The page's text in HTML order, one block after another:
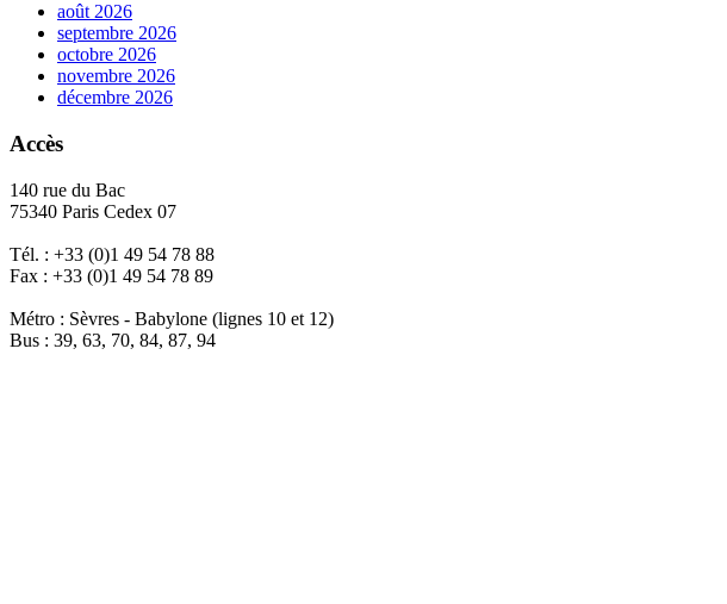
août 2026
septembre 2026
octobre 2026
novembre 2026
décembre 2026
Accès
140 rue du Bac
75340 Paris Cedex 07
Tél. : +33 (0)1 49 54 78 88
Fax : +33 (0)1 49 54 78 89
Métro : Sèvres - Babylone (lignes 10 et 12)
Bus : 39, 63, 70, 84, 87, 94